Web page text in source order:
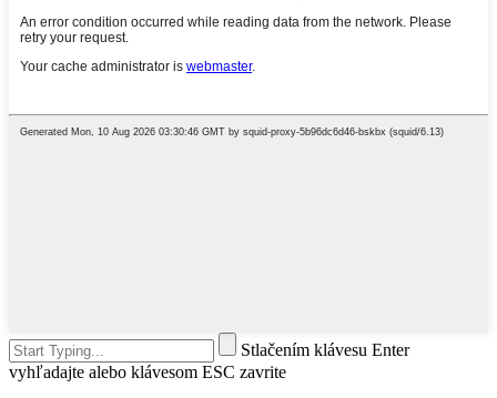
Stlačením klávesu Enter
vyhľadajte alebo klávesom ESC zavrite